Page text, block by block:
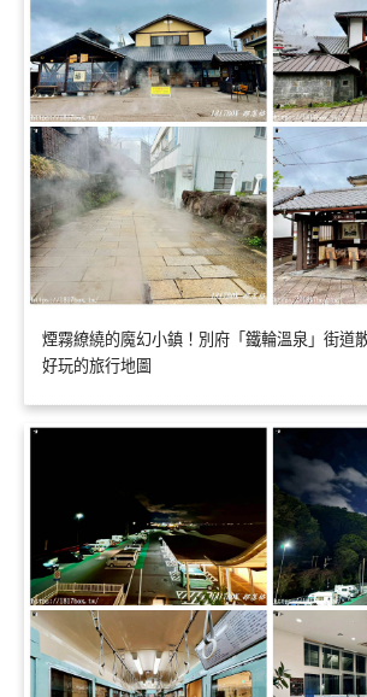
煙霧繚繞的魔幻小鎮！別府「鐵輪溫泉」街道
好玩的旅行地圖